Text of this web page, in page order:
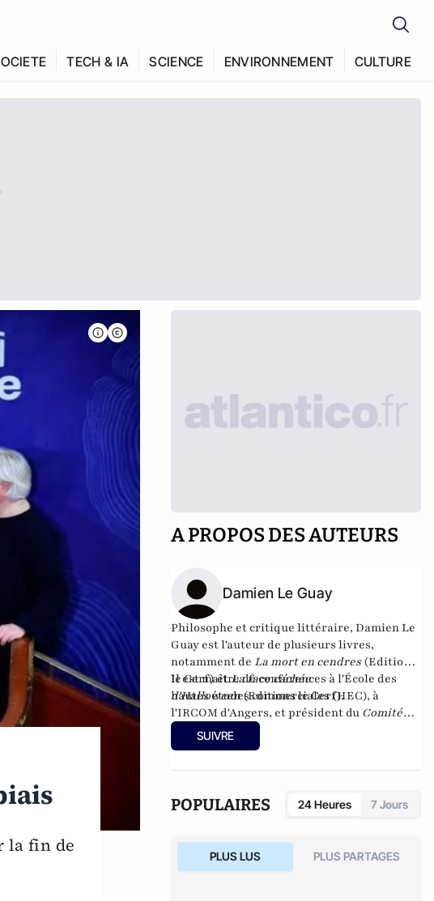
TECH & IA SCIENCE ENVIRONNEMENT CULTURE
la fin de
A PROPOS DES AUTEURS
Damien Le Guay
Philosophe et critique littéraire, Damien Le
Guay est l'auteur de plusieurs livres,
notamment de La mort en cendres(Editions
le Cerf) etLa face cachée
d'Halloween(Editions le Cerf).
Il est maître de conférences à l'École des
hautes études commerciales (HEC), à
l'IRCOM d'Angers, et président du Comité
national d'éthique du funéraire.
SUIVRE
POPULAIRES 24 Heures 7 Jours
PLUS LUS PLUS PARTAGES